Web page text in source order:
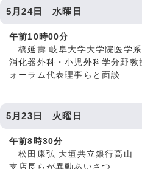
5月24日 水曜日
午前10時00分
橋延壽 岐阜大学大学院医学
消化器外科・小児外科学分野
ォーラム代表理事らと面談
5月23日 火曜日
午前8時30分
松田康弘 大垣共立銀行高山
支店長らが異動あいさつ